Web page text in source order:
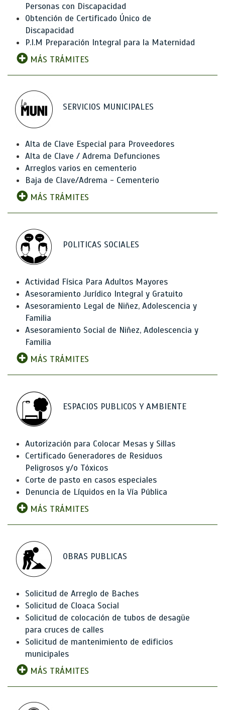
Personas con Discapacidad
Obtención de Certificado Único de
Discapacidad
P.I.M Preparación Integral para la Maternidad
MÁS TRÁMITES
SERVICIOS MUNICIPALES
Alta de Clave Especial para Proveedores
Alta de Clave / Adrema Defunciones
Arreglos varios en cementerio
Baja de Clave/Adrema - Cementerio
MÁS TRÁMITES
POLITICAS SOCIALES
Actividad Física Para Adultos Mayores
Asesoramiento Jurídico Integral y Gratuito
Asesoramiento Legal de Niñez, Adolescencia y
Familia
Asesoramiento Social de Niñez, Adolescencia y
Familia
MÁS TRÁMITES
ESPACIOS PUBLICOS Y AMBIENTE
Autorización para Colocar Mesas y Sillas
Certificado Generadores de Residuos
Peligrosos y/o Tóxicos
Corte de pasto en casos especiales
Denuncia de Líquidos en la Vía Pública
MÁS TRÁMITES
OBRAS PUBLICAS
Solicitud de Arreglo de Baches
Solicitud de Cloaca Social
Solicitud de colocación de tubos de desagüe
para cruces de calles
Solicitud de mantenimiento de edificios
municipales
MÁS TRÁMITES